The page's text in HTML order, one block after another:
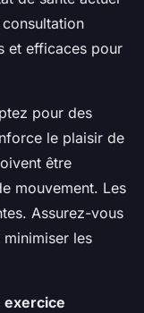
et efficaces pour
pour des
le plaisir de
être
mouvement. Les
Assurez-vous
les